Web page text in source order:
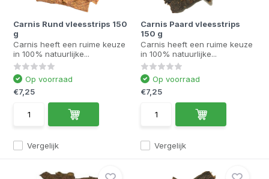
Carnis Rund vleesstrips 150
g
Carnis heeft een ruime keuze
in 100% natuurlijke...
Vergelijk
Op voorraad
€7,25
Carnis Paard vleesstrips
150 g
Carnis heeft een ruime keuze
in 100% natuurlijke...
Vergelijk
Op voorraad
€7,25